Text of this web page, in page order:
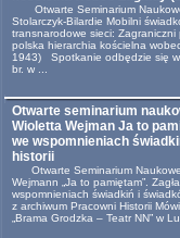
Otwarte Seminarium
Stolarczyk-Bilardie Mobilni
transnarodowe sieci: Zagraniczni
polska hierarchia kościelna
1943) Spotkanie odbędzie się
br. w ...
Otwarte seminarium
Wioletta Wejman Ja to
we wspomnieniach
historii
Otwarte Seminarium
Wejmann „Ja to pamiętam”.
wspomnieniach świadkiń i
z archiwum Pracowni Historii
„Brama Grodzka – Teatr NN” w